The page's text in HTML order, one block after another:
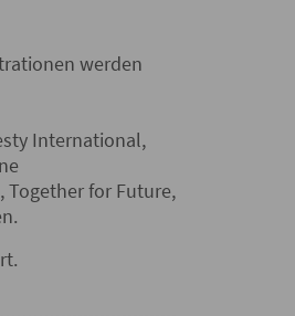
werden
International,
Together for Future,